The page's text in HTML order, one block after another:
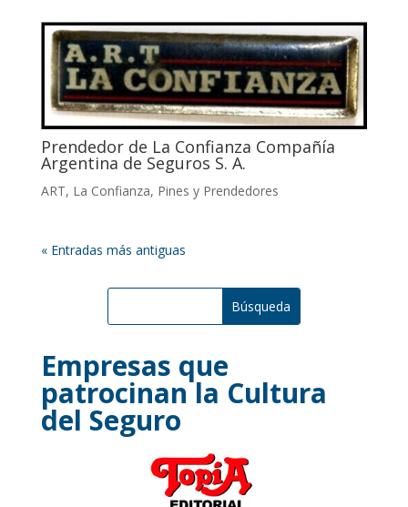
Prendedor de La Confianza Compañía
Argentina de Seguros S. A.
ART, La Confianza, Pines y Prendedores
« Entradas más antiguas
Empresas que
patrocinan la Cultura
del Seguro